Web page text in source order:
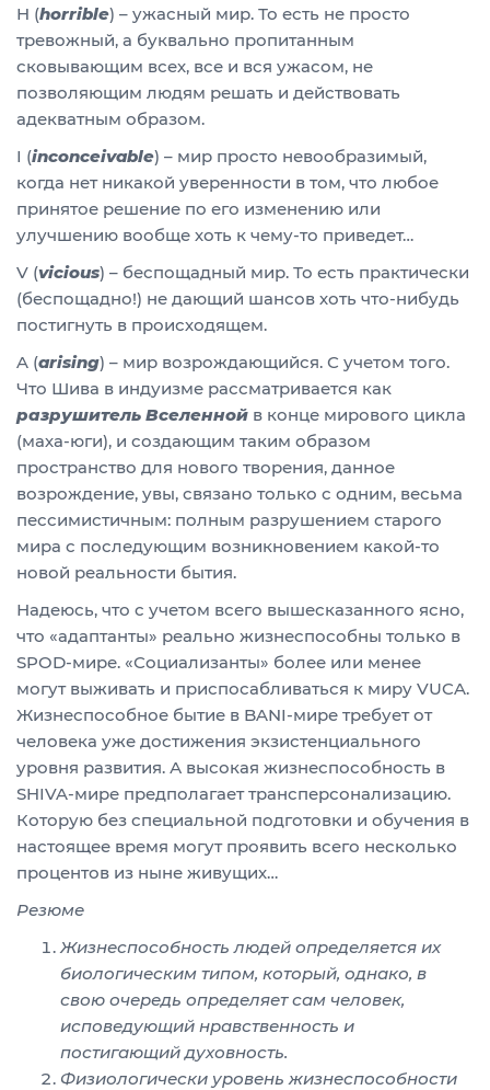
H (horrible) – ужасный мир. То есть не просто
тревожный, а буквально пропитанным
сковывающим всех, все и вся ужасом, не
позволяющим людям решать и действовать
адекватным образом.
I (inconceivable) – мир просто невообразимый,
когда нет никакой уверенности в том, что любое
принятое решение по его изменению или
улучшению вообще хоть к чему-то приведет…
V (vicious) – беспощадный мир. То есть практически
(беспощадно!) не дающий шансов хоть что-нибудь
постигнуть в происходящем.
A (arising) – мир возрождающийся. С учетом того.
Что Шива в индуизме рассматривается как
разрушитель Вселенной в конце мирового цикла
(маха-юги), и создающим таким образом
пространство для нового творения, данное
возрождение, увы, связано только с одним, весьма
пессимистичным: полным разрушением старого
мира с последующим возникновением какой-то
новой реальности бытия.
Надеюсь, что с учетом всего вышесказанного ясно,
что «адаптанты» реально жизнеспособны только в
SPOD-мире. «Социализанты» более или менее
могут выживать и приспосабливаться к миру VUCA.
Жизнеспособное бытие в BANI-мире требует от
человека уже достижения экзистенциального
уровня развития. А высокая жизнеспособность в
SHIVA-мире предполагает трансперсонализацию.
Которую без специальной подготовки и обучения в
настоящее время могут проявить всего несколько
процентов из ныне живущих…
Резюме
Жизнеспособность людей определяется их
биологическим типом, который, однако, в
свою очередь определяет сам человек,
исповедующий нравственность и
постигающий духовность.
Физиологически уровень жизнеспособности